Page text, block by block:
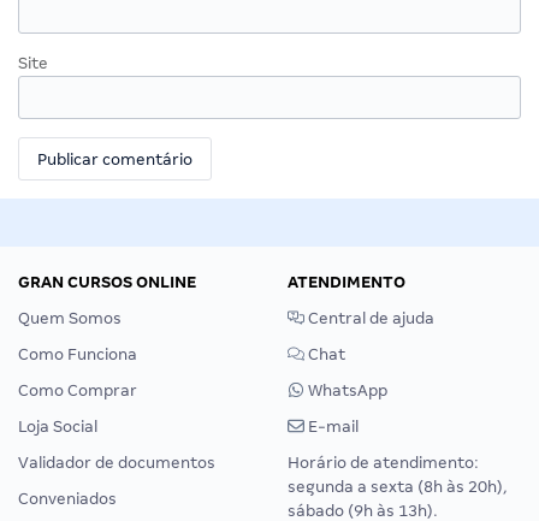
Site
GRAN CURSOS ONLINE
Quem Somos
Como Funciona
Como Comprar
Loja Social
Validador de documentos
Conveniados
ATENDIMENTO
Central de ajuda
Chat
WhatsApp
E-mail
Horário de atendimento:
segunda a sexta (8h às 20h),
sábado (9h às 13h).